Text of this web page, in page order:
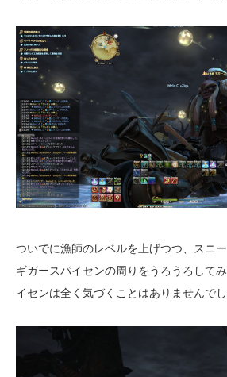
ついでに漁師のレベルを上げつつ、スニ
ギガースパイセンの周りをうろうろして
イセンは全く気づくことはありませんでし